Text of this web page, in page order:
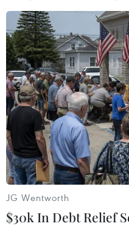
#Máy tính #Bầu cử Mỹ
JG Wentworth
$30k In Debt Relief